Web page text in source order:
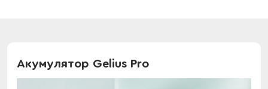
Акумулятор Gelius Pro